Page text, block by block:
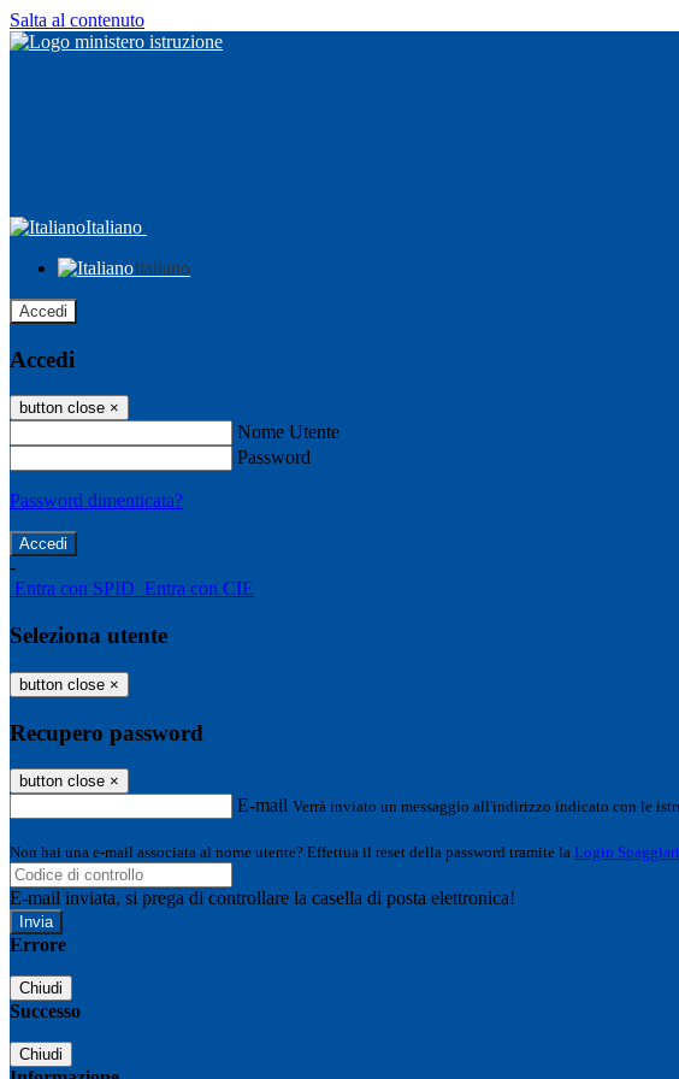
Salta al contenuto
Italiano
Italiano
Accedi
Accedi
button close ×
Nome Utente
Password
Password dimenticata?
-
Entra con SPID Entra con CIE
Seleziona utente
button close ×
Recupero password
button close ×
E-mail Verrà inviato un messaggio all'indirizzo indicato con le
Non hai una e-mail associata al nome utente? Effettua il reset della password tramite la Login Spaggiari
E-mail inviata, si prega di controllare la casella di posta elettronica!
Errore
Chiudi
Successo
Chiudi